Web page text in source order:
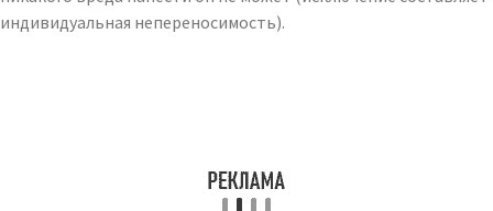
индивидуальная непереносимость).